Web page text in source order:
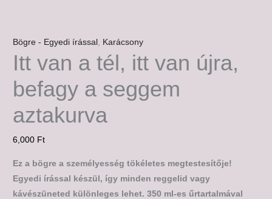
Bögre - Egyedi írással Karácsony
Itt van a tél, itt van újra,
befagy a seggem
aztakurva
6,000 Ft
Ez a bögre a személyesség tökéletes megtestesítője!
Egyedi írással készül, így minden reggelid vagy
kávészüneted különleges lehet. 350 ml-es űrtartalmával